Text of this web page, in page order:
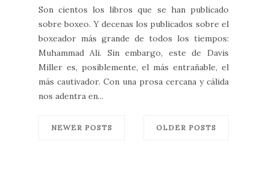
Son cientos los libros que se han publicado
sobre boxeo. Y decenas los publicados sobre el
boxeador más grande de todos los tiempos:
Muhammad Ali. Sin embargo, este de Davis
Miller es, posiblemente, el más entrañable, el
más cautivador. Con una prosa cercana y cálida
nos adentra en...
NEWER POSTS OLDER POSTS